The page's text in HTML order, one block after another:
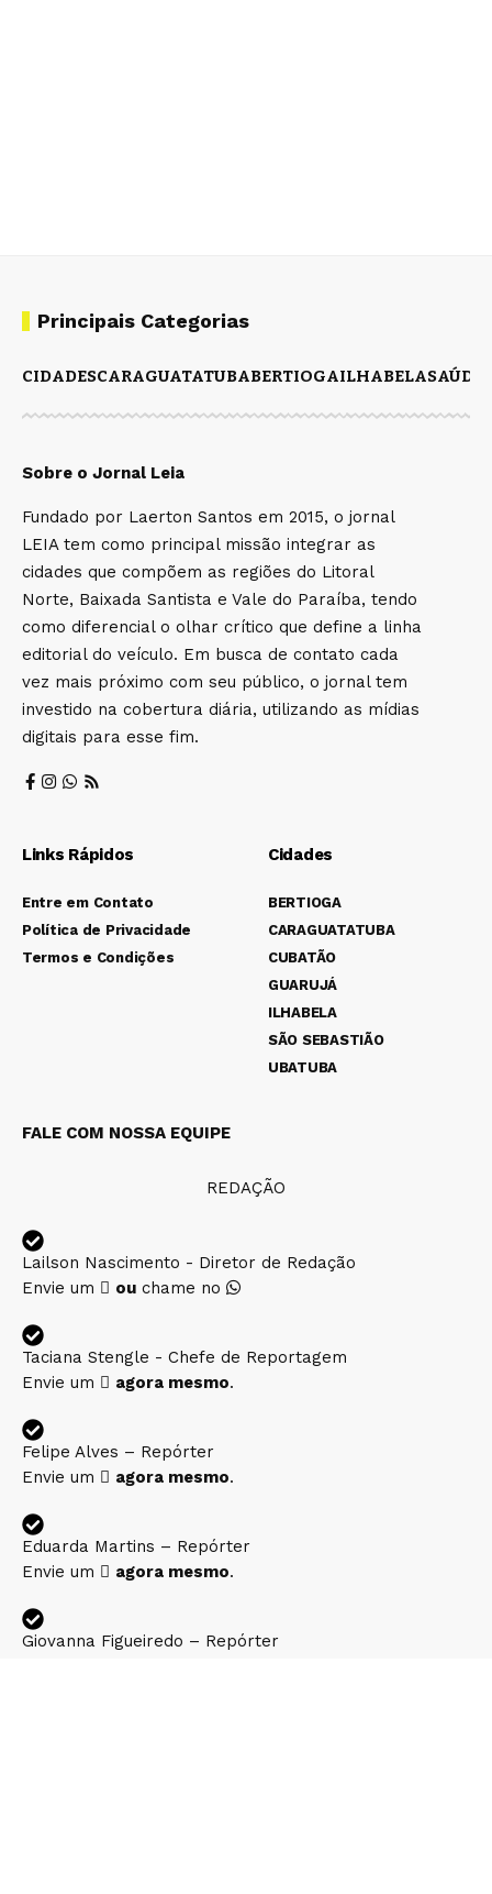
Principais Categorias
CIDADESCARAGUATATUBABERTIOGAILHABELASAÚDE
Sobre o Jornal Leia
Fundado por Laerton Santos em 2015, o jornal
LEIA tem como principal missão integrar as
cidades que compõem as regiões do Litoral
Norte, Baixada Santista e Vale do Paraíba, tendo
como diferencial o olhar crítico que define a linha
editorial do veículo. Em busca de contato cada
vez mais próximo com seu público, o jornal tem
investido na cobertura diária, utilizando as mídias
digitais para esse fim.
Links Rápidos
Entre em Contato
Política de Privacidade
Termos e Condições
Cidades
BERTIOGA
CARAGUATATUBA
CUBATÃO
GUARUJÁ
ILHABELA
SÃO SEBASTIÃO
UBATUBA
FALE COM NOSSA EQUIPE
REDAÇÃO
Lailson Nascimento - Diretor de Redação
Envie um
ou chame no
Taciana Stengle - Chefe de Reportagem
Envie um
agora mesmo.
Felipe Alves – Repórter
Envie um
agora mesmo.
Eduarda Martins – Repórter
Envie um
agora mesmo.
Giovanna Figueiredo – Repórter